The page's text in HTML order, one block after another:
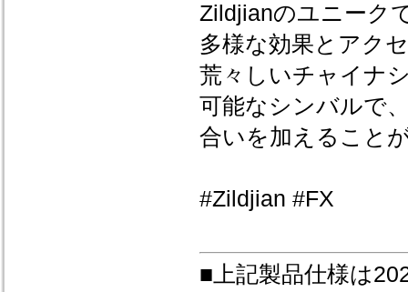
Zildjianのユニーク
多様な効果とアク
荒々しいチャイナ
可能なシンバルで
合いを加えること
#Zildjian #FX
■上記製品仕様は